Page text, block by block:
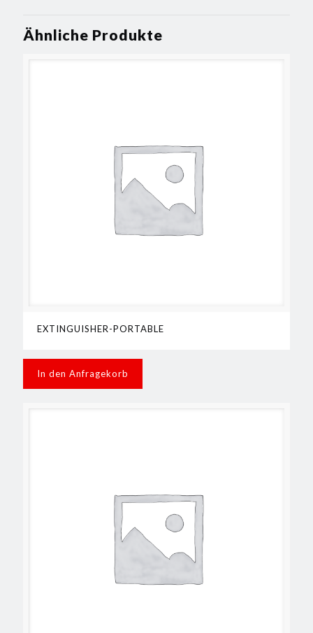
Ähnliche Produkte
EXTINGUISHER-PORTABLE
In den Anfragekorb